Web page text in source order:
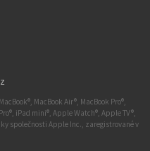
MacBook Air®, MacBook Pro®,
iPad mini®, Apple Watch®, Apple TV®,
společnosti Apple Inc., zaregistrované v